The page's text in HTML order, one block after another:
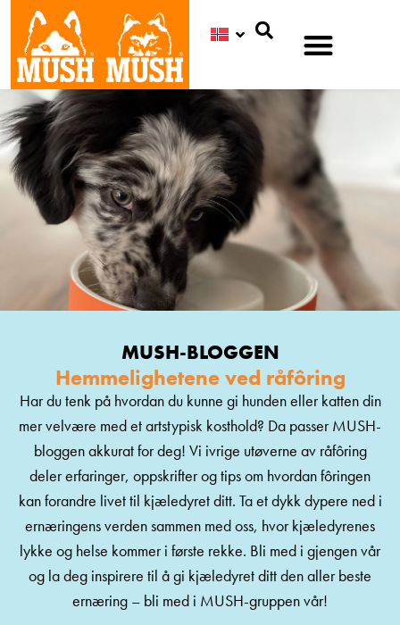
MUSH-BLOGGEN
Hemmelighetene ved råfôring
Har du tenk på hvordan du kunne gi hunden eller katten din
mer velvære med et artstypisk kosthold? Da passer MUSH-
bloggen akkurat for deg! Vi ivrige utøverne av råfôring
deler erfaringer, oppskrifter og tips om hvordan fôringen
kan forandre livet til kjæledyret ditt. Ta et dykk dypere ned i
ernæringens verden sammen med oss, hvor kjæledyrenes
lykke og helse kommer i første rekke. Bli med i gjengen vår
og la deg inspirere til å gi kjæledyret ditt den aller beste
ernæring – bli med i MUSH-gruppen vår!